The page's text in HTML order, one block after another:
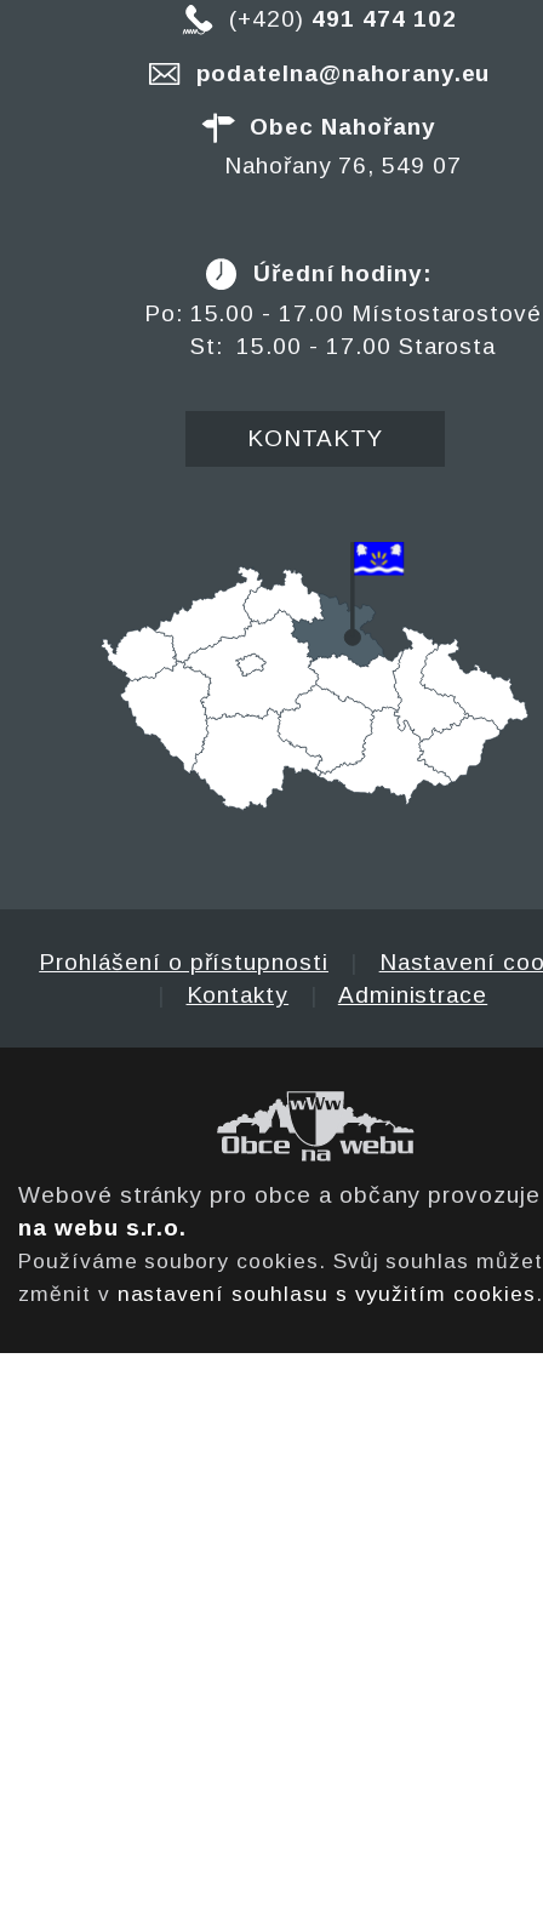
(+420) 491 474 102
podatelna@nahorany.eu
Obec Nahořany
Nahořany 76, 549 07
Úřední hodiny:
Po: 15.00 - 17.00 Místostarostové
St: 15.00 - 17.00 Starosta
KONTAKTY
Prohlášení o přístupnosti
Nastavení
Kontakty Administrace
Webové stránky pro obce a občany
na webu s.r.o.
Používáme soubory cookies. Svůj souhlas
změnit v nastavení souhlasu s využitím cookies .